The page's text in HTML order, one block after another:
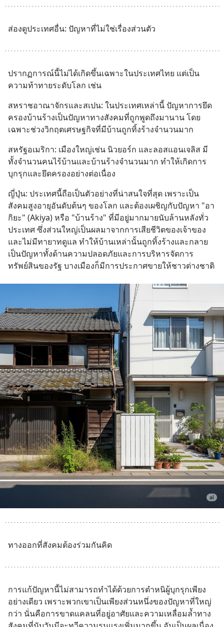
ส่องดูประเทศอื่น: ปัญหาที่ไม่ใช่เรื่องส่วนตัว
ปรากฏการณ์นี้ไม่ได้เกิดขึ้นเฉพาะในประเทศไทย แต่เป็น
ความท้าทายระดับโลก เช่น
สหราชอาณาจักรและสเปน: ในประเทศเหล่านี้ ปัญหาการยึด
ครองบ้านร้างเป็นปัญหาทางสังคมที่ถูกพูดถึงมานาน โดย
เฉพาะช่วงวิกฤตเศรษฐกิจที่มีบ้านถูกทิ้งร้างจำนวนมาก
สหรัฐอเมริกา: เมืองใหญ่เช่น นิวยอร์ก และลอสแอนเจลิส มี
ทั้งจำนวนคนไร้บ้านและบ้านร้างจำนวนมาก ทำให้เกิดการ
บุกรุกและยึดครองอย่างต่อเนื่อง
ญี่ปุ่น: ประเทศนี้ถือเป็นตัวอย่างที่น่าสนใจที่สุด เพราะเป็น
สังคมสูงอายุอันดับต้นๆ ของโลก และต้องเผชิญกับปัญหา "อา
กิยะ" (Akiya) หรือ "บ้านร้าง" ที่มีอยู่มากมายนับล้านหลังทั่ว
ประเทศ ซึ่งส่วนใหญ่เป็นผลมาจากการเสียชีวิตของเจ้าของ
และไม่มีทายาทดูแล ทำให้บ้านเหล่านั้นถูกทิ้งร้างและกลาย
เป็นปัญหาทั้งด้านความปลอดภัยและการบริหารจัดการ
ทรัพย์สินของรัฐ บางเมืองก็มีการประกาศขายให้ชาวต่างชาติ
ทางออกที่สังคมต้องร่วมกันคิด
การแก้ปัญหานี้ไม่สามารถทำได้ด้วยการตำหนิผู้บุกรุกเพียง
อย่างเดียว เพราะพวกเขาเป็นเพียงส่วนหนึ่งของปัญหาที่ใหญ่
กว่า นั่นคือการขาดแคลนที่อยู่อาศัยและความเหลื่อมล้ำทาง